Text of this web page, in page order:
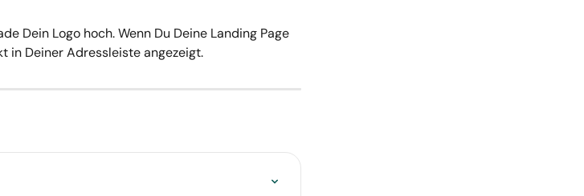
Dein Logo hoch. Wenn Du Deine Landing Page
in Deiner Adressleiste angezeigt.